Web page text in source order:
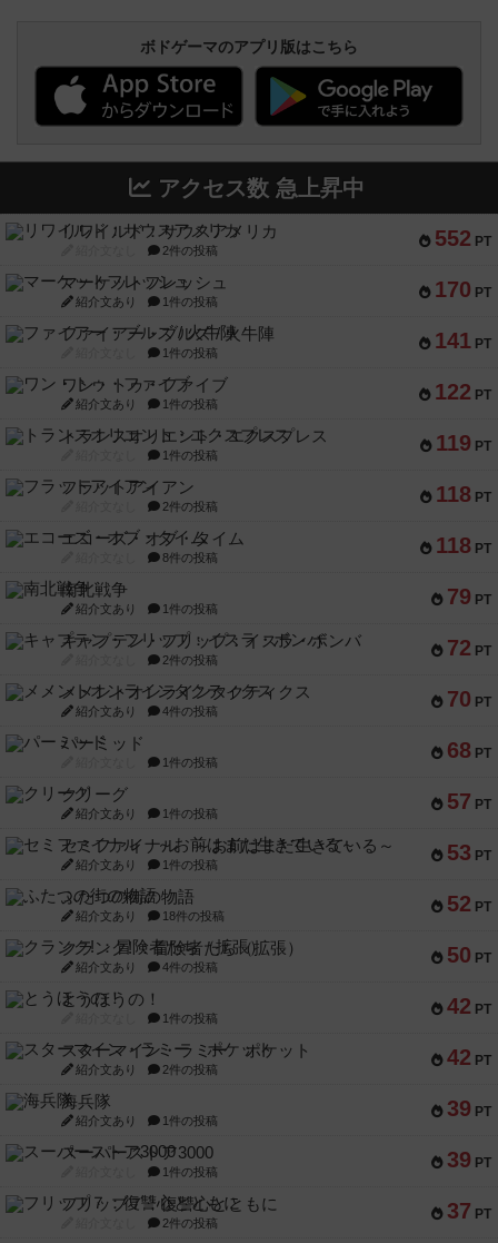
ボドゲーマのアプリ版はこちら
アクセス数 急上昇中
552 PT
リワイルド：サウスアメリカ
2件の投稿
170 PT
マーケットフレッシュ
紹介文あり 1件の投稿
141 PT
ファイアー・ブルズ / 火牛陣
1件の投稿
122 PT
ワン・トゥ・ファイブ
紹介文あり 1件の投稿
119 PT
トランスオリエント・エクスプレス
1件の投稿
118 PT
フラットアイアン
2件の投稿
118 PT
エコーズ・オブ・タイム
8件の投稿
79 PT
南北戦争
紹介文あり 1件の投稿
72 PT
キャプテン・フリップ：イスラ・ボンバ
2件の投稿
70 PT
メメントオンラインタクティクス
紹介文あり 4件の投稿
68 PT
パーミッド
1件の投稿
57 PT
クリーグ
紹介文あり 1件の投稿
53 PT
セミファイナル ～お前はまだ生きている～
紹介文あり 1件の投稿
52 PT
ふたつの街の物語
紹介文あり 18件の投稿
50 PT
クランク! ：冒険者たち（拡張）
紹介文あり 4件の投稿
42 PT
とうほうの！
1件の投稿
42 PT
スターマイン・ラミー ポケット
紹介文あり 2件の投稿
39 PT
海兵隊
紹介文あり 1件の投稿
39 PT
スーパーストア3000
1件の投稿
37 PT
フリップ７：復讐心とともに
2件の投稿